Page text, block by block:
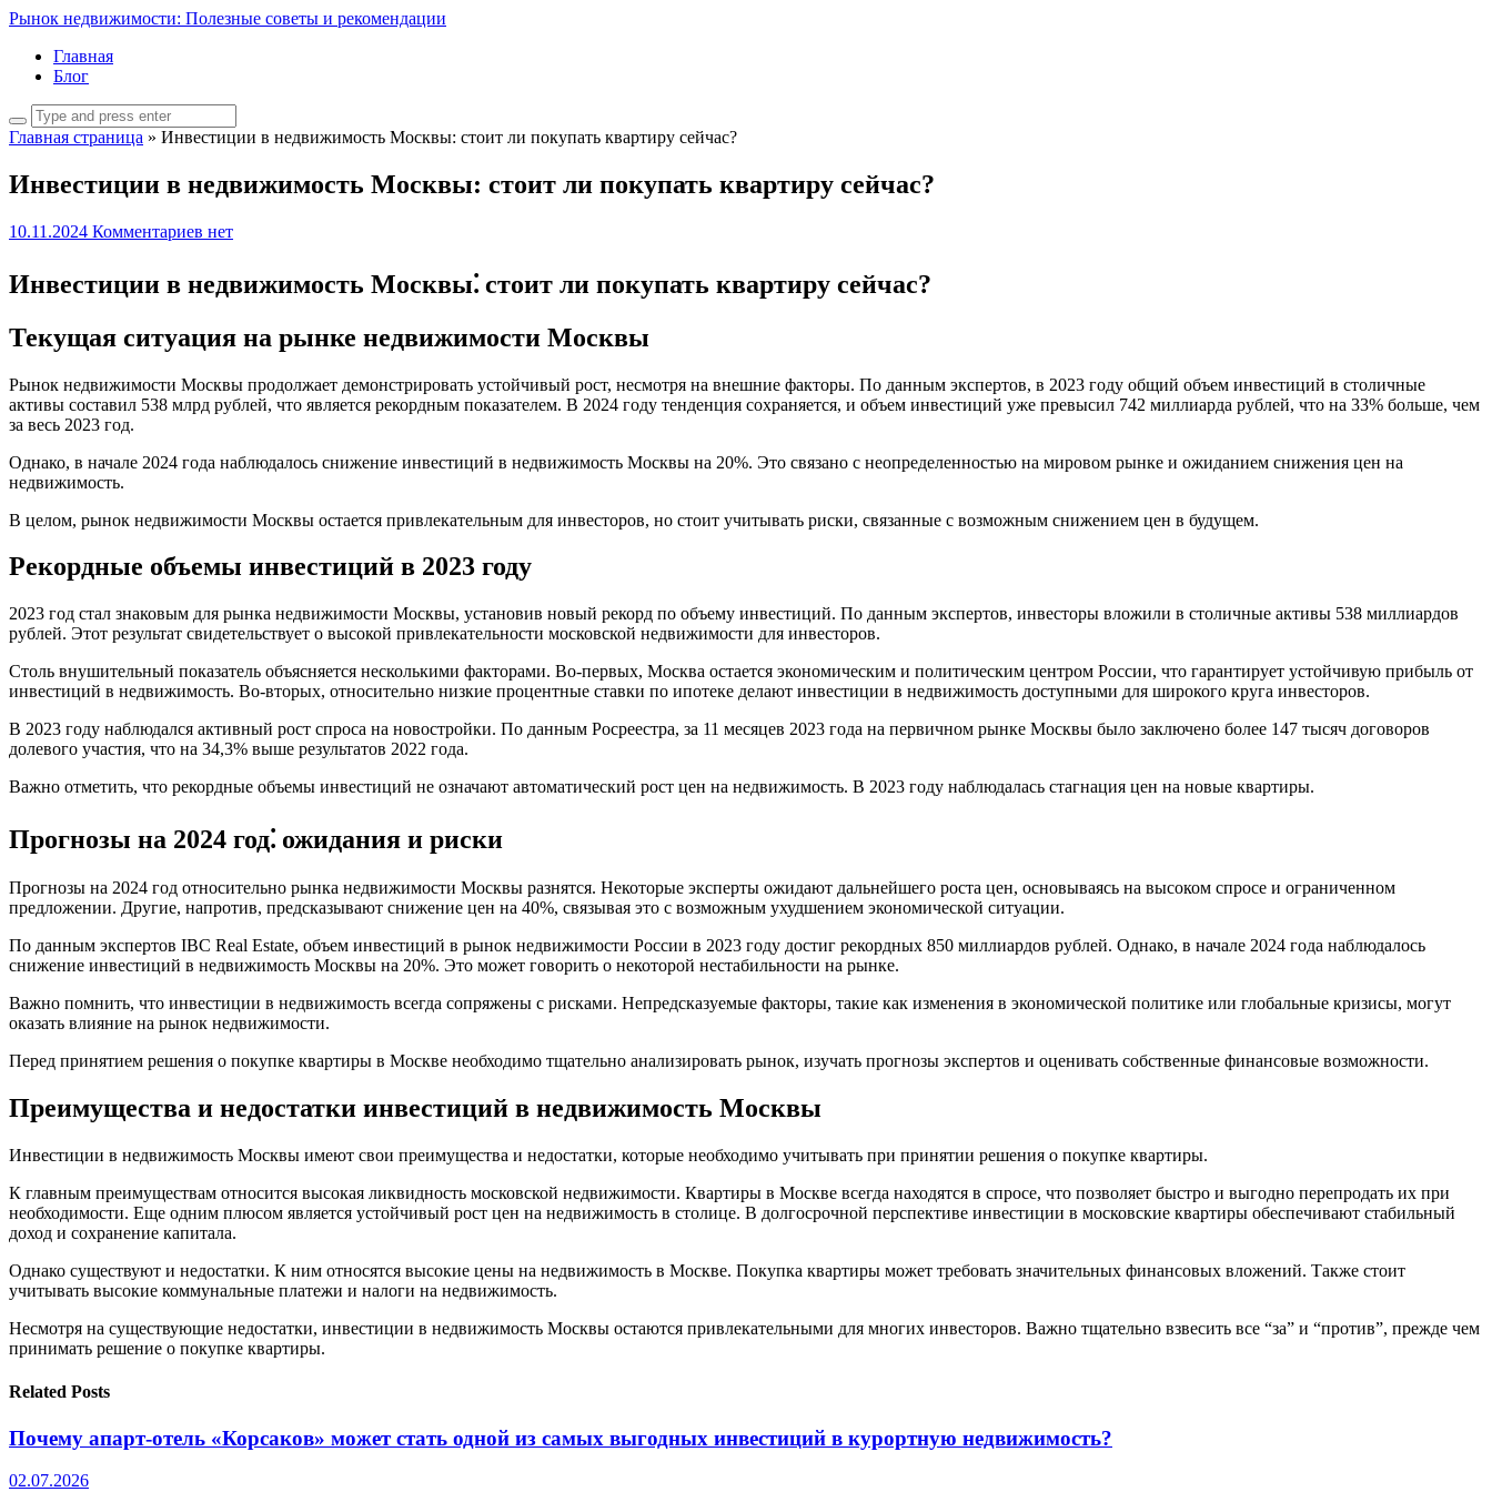
Рынок недвижимости: Полезные советы и рекомендации
Главная
Блог
Главная страница » Инвестиции в недвижимость Москвы: стоит ли покупать квартиру сейчас?
Инвестиции в недвижимость Москвы: стоит ли покупать квартиру сейчас?
10.11.2024 Комментариев нет
Инвестиции в недвижимость Москвы⁚ стоит ли покупать квартиру сейчас?
Текущая ситуация на рынке недвижимости Москвы
Рынок недвижимости Москвы продолжает демонстрировать устойчивый рост, несмотря на внешние факторы. По данным экспертов, в 2023 году общий объем инвестиций в столичные
активы составил 538 млрд рублей, что является рекордным показателем. В 2024 году тенденция сохраняется, и объем инвестиций уже превысил 742 миллиарда рублей, что на 33% больше, чем
за весь 2023 год.
Однако, в начале 2024 года наблюдалось снижение инвестиций в недвижимость Москвы на 20%. Это связано с неопределенностью на мировом рынке и ожиданием снижения цен на
недвижимость.
В целом, рынок недвижимости Москвы остается привлекательным для инвесторов, но стоит учитывать риски, связанные с возможным снижением цен в будущем.
Рекордные объемы инвестиций в 2023 году
2023 год стал знаковым для рынка недвижимости Москвы, установив новый рекорд по объему инвестиций. По данным экспертов, инвесторы вложили в столичные активы 538 миллиардов
рублей. Этот результат свидетельствует о высокой привлекательности московской недвижимости для инвесторов.
Столь внушительный показатель объясняется несколькими факторами. Во-первых, Москва остается экономическим и политическим центром России, что гарантирует устойчивую прибыль от
инвестиций в недвижимость. Во-вторых, относительно низкие процентные ставки по ипотеке делают инвестиции в недвижимость доступными для широкого круга инвесторов.
В 2023 году наблюдался активный рост спроса на новостройки. По данным Росреестра, за 11 месяцев 2023 года на первичном рынке Москвы было заключено более 147 тысяч договоров
долевого участия, что на 34,3% выше результатов 2022 года.
Важно отметить, что рекордные объемы инвестиций не означают автоматический рост цен на недвижимость. В 2023 году наблюдалась стагнация цен на новые квартиры.
Прогнозы на 2024 год⁚ ожидания и риски
Прогнозы на 2024 год относительно рынка недвижимости Москвы разнятся. Некоторые эксперты ожидают дальнейшего роста цен, основываясь на высоком спросе и ограниченном
предложении. Другие, напротив, предсказывают снижение цен на 40%, связывая это с возможным ухудшением экономической ситуации.
По данным экспертов IBC Real Estate, объем инвестиций в рынок недвижимости России в 2023 году достиг рекордных 850 миллиардов рублей. Однако, в начале 2024 года наблюдалось
снижение инвестиций в недвижимость Москвы на 20%. Это может говорить о некоторой нестабильности на рынке.
Важно помнить, что инвестиции в недвижимость всегда сопряжены с рисками. Непредсказуемые факторы, такие как изменения в экономической политике или глобальные кризисы, могут
оказать влияние на рынок недвижимости.
Перед принятием решения о покупке квартиры в Москве необходимо тщательно анализировать рынок, изучать прогнозы экспертов и оценивать собственные финансовые возможности.
Преимущества и недостатки инвестиций в недвижимость Москвы
Инвестиции в недвижимость Москвы имеют свои преимущества и недостатки, которые необходимо учитывать при принятии решения о покупке квартиры.
К главным преимуществам относится высокая ликвидность московской недвижимости. Квартиры в Москве всегда находятся в спросе, что позволяет быстро и выгодно перепродать их при
необходимости. Еще одним плюсом является устойчивый рост цен на недвижимость в столице. В долгосрочной перспективе инвестиции в московские квартиры обеспечивают стабильный
доход и сохранение капитала.
Однако существуют и недостатки. К ним относятся высокие цены на недвижимость в Москве. Покупка квартиры может требовать значительных финансовых вложений. Также стоит
учитывать высокие коммунальные платежи и налоги на недвижимость.
Несмотря на существующие недостатки, инвестиции в недвижимость Москвы остаются привлекательными для многих инвесторов. Важно тщательно взвесить все “за” и “против”, прежде чем
принимать решение о покупке квартиры.
Related Posts
Почему апарт-отель «Корсаков» может стать одной из самых выгодных инвестиций в курортную недвижимость?
02.07.2026